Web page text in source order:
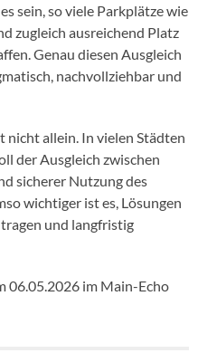
sein, so viele Parkplätze wie
zugleich ausreichend Platz
Genau diesen Ausgleich
nachvollziehbar und
nicht allein. In vielen Städten
der Ausgleich zwischen
sicherer Nutzung des
wichtiger ist es, Lösungen
und langfristig
06.05.2026 im Main-Echo